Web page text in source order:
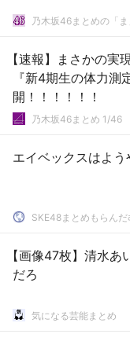
乃木坂46まとめの「ま
【速報】まさかの
『新4期生の体力測
開！！！！！！
乃木坂46まとめ 1/46
エイベックスはよう
SKE48まとめもらんだ
【画像47枚】清水
だろ
気になる芸能まとめ